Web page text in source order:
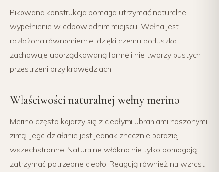
Pikowana konstrukcja pomaga utrzymać naturalne
wypełnienie w odpowiednim miejscu. Wełna jest
rozłożona równomiernie, dzięki czemu poduszka
zachowuje uporządkowaną formę i nie tworzy pustych
przestrzeni przy krawędziach.
Właściwości naturalnej wełny merino
Merino często kojarzy się z ciepłymi ubraniami noszonymi
zimą. Jego działanie jest jednak znacznie bardziej
wszechstronne. Naturalne włókna nie tylko pomagają
zatrzymać potrzebne ciepło. Reagują również na wzrost